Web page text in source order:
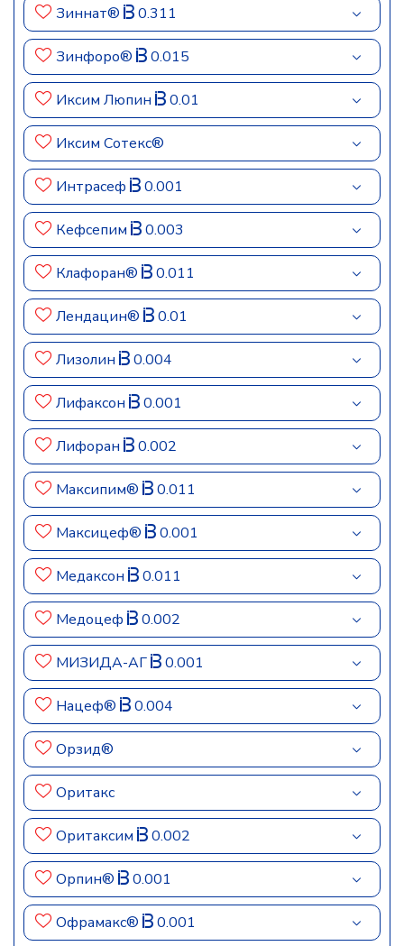
Зиннат® 0.311
Зинфоро® 0.015
Иксим Люпин 0.01
Иксим Сотекс®
Интрасеф 0.001
Кефсепим 0.003
Клафоран® 0.011
Лендацин® 0.01
Лизолин 0.004
Лифаксон 0.001
Лифоран 0.002
Максипим® 0.011
Максицеф® 0.001
Медаксон 0.011
Медоцеф 0.002
МИЗИДА-АГ 0.001
Нацеф® 0.004
Орзид®
Оритакс
Оритаксим 0.002
Орпин® 0.001
Офрамакс® 0.001